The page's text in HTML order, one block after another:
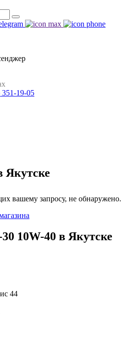
351-19-05
Якутске
вашему запросу, не обнаружено.
10W-40 в Якутске
44